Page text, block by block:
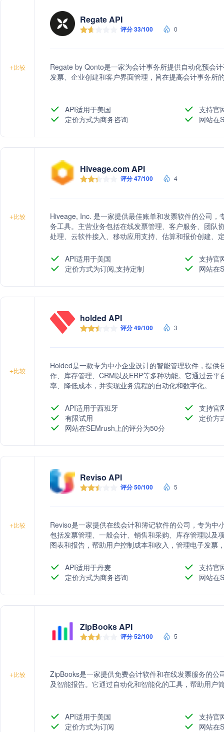
+比较
Regate API
评分 33/100 0
Regate by Qonto是一家为会计事务所提供自动化预会
发票、企业创建和客户界面管理，旨在提高会计事务所
API适用于美国
支持官
定价方式为商务咨询
网站在
+比较
Hiveage.com API
评分 47/100 4
Hiveage, Inc. 是一家提供最佳账单和发票软件的公司
务工具。主营业务包括在线发票管理、客户服务、团队
处理、云软件接入、移动应用支持、估算和报价创建、
API适用于美国
支持官
定价方式为订阅,支持定制
网站在
+比较
holded API
评分 49/100 3
Holded是一款专为中小企业设计的智能管理软件，提
作、库存管理、CRM以及ERP等多种功能。它通过云
率、降低成本，并实现业务流程的自动化和数字化。
API适用于西班牙
支持官
有限试用
定价方
网站在SEMrush上的评分为50分
+比较
Reviso API
评分 50/100 5
Reviso是一家提供在线会计和簿记软件的公司，专为中
包括发票管理、一般会计、销售和采购、库存管理以及
图表和报告，帮助用户控制成本和收入，管理电子发票
API适用于丹麦
支持官
定价方式为商务咨询
网站在
+比较
ZipBooks API
评分 52/100 5
ZipBooks是一家提供免费会计软件和在线发票服务的
及智能报告。它通过自动化和智能化的工具，帮助用户
API适用于美国
支持官
定价方式为订阅
网站在